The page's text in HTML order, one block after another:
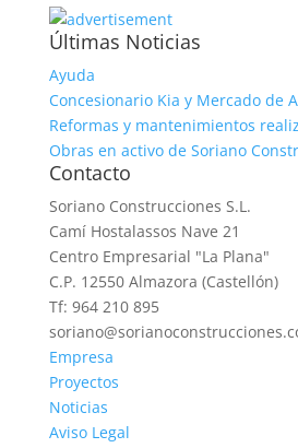
Últimas Noticias
Ayuda
Concesionario Kia y Mercado de
Reformas y mantenimientos
Obras en activo de Soriano
Contacto
Soriano Construcciones S.L.
Camí Hostalassos Nave 21
Centro Empresarial "La Plana"
C.P. 12550 Almazora (Castellón)
Tf: 964 210 895
Empresa
Proyectos
Noticias
Aviso Legal